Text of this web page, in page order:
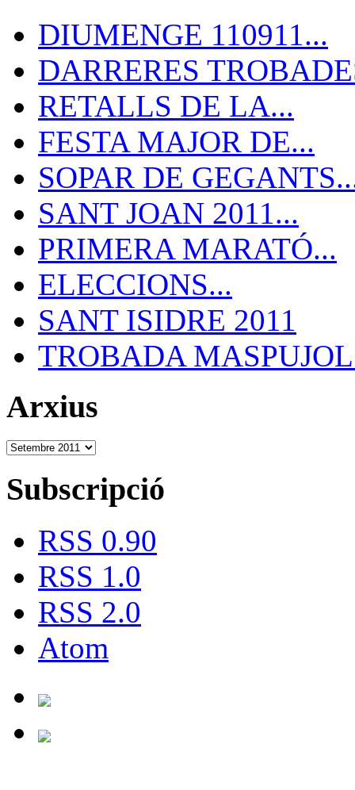
DIUMENGE 110911...
DARRERES
RETALLS DE LA...
FESTA MAJOR DE...
SOPAR DE
SANT JOAN 2011...
PRIMERA MARATÓ...
ELECCIONS...
SANT ISIDRE 2011
TROBADA
Arxius
Subscripció
RSS 0.90
RSS 1.0
RSS 2.0
Atom